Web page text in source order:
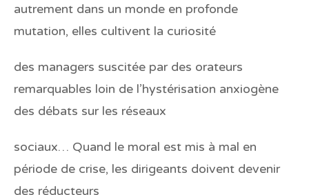
autrement dans un monde en profonde
mutation, elles cultivent la curiosité
des managers suscitée par des orateurs
remarquables loin de l’hystérisation anxiogène
des débats sur les réseaux
sociaux… Quand le moral est mis à mal en
période de crise, les dirigeants doivent devenir
des réducteurs